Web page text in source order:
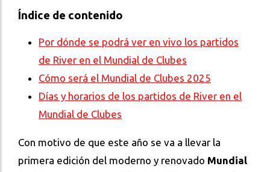
Índice de contenido
Por dónde se podrá ver en vivo los partidos
de River en el Mundial de Clubes
Cómo será el Mundial de Clubes 2025
Días y horarios de los partidos de River en el
Mundial de Clubes
Con motivo de que este año se va a llevar la
primera edición del moderno y renovado Mundial